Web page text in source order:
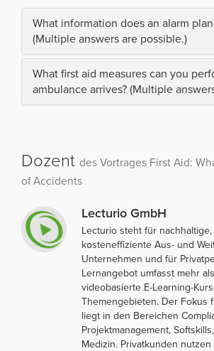
What information does an alarm
(Multiple answers are possible.)
What first aid measures can you
ambulance arrives? (Multiple
Dozent des Vortrages First Aid:
of Accidents
Lecturio GmbH
Lecturio steht für
kosteneffiziente Aus- und
Unternehmen und für
Lernangebot umfasst mehr
videobasierte E-Learning-
Themengebieten. Der Fokus
liegt in den Bereichen
Projektmanagement,
Medizin. Privatkunden